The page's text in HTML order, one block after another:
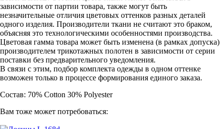
зависимости от партии товара, также могут быть
незначительные отличия цветовых оттенков разных деталей
одного изделия. Производители ткани не считают это браком,
объясняя это технологическими особенностями производства.
Цветовая гамма товара может быть изменена (в рамках допуска)
производителем трикотажных полотен в зависимости от серии
поставки без предварительного уведомления.
В связи с этим, подбор комплекта одежды в одном оттенке
возможен только в процессе формирования единого заказа.
Состав: 70% Cotton 30% Polyester
Вам тоже может потребоваться: